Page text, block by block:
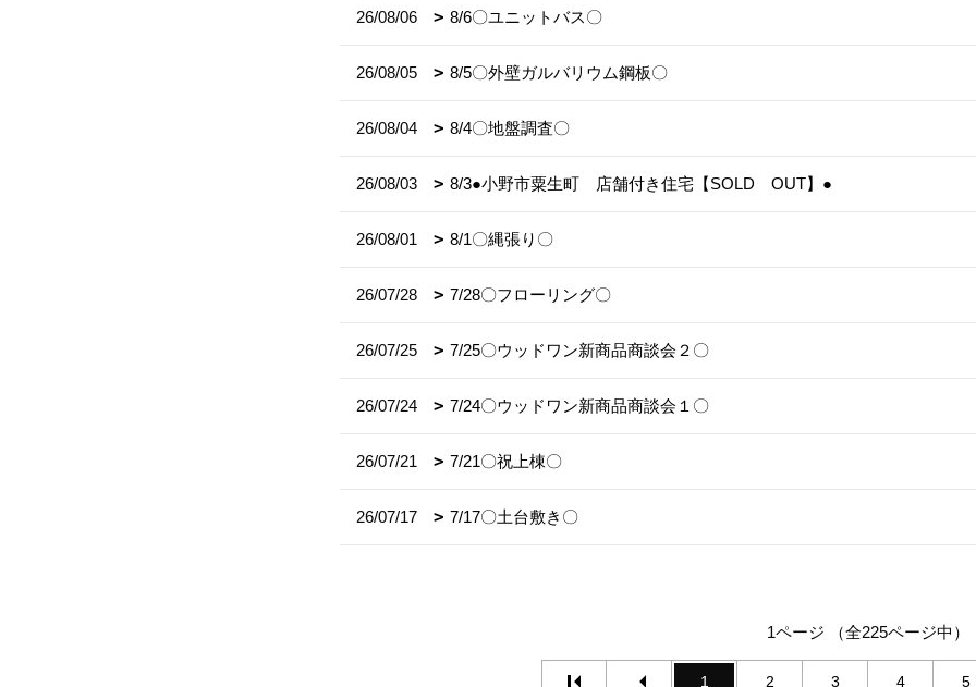
26/08/06 8/6〇ユニットバス〇
26/08/05 8/5〇外壁ガルバリウム鋼板〇
26/08/04 8/4〇地盤調査〇
26/08/03 8/3●小野市粟生町 店舗付き住宅【SOLD OUT】●
26/08/01 8/1〇縄張り〇
26/07/28 7/28〇フローリング〇
26/07/25 7/25〇ウッドワン新商品商談会２〇
26/07/24 7/24〇ウッドワン新商品商談会１〇
26/07/21 7/21〇祝上棟〇
26/07/17 7/17〇土台敷き〇
1ページ （全225ページ中）
1 2 3 4 5